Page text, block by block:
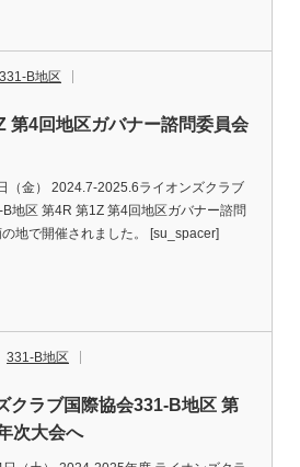
331-B地区
第4回地区ガバナー諮問委員会
（金） 2024.7-2025.6ライオンズクラブ
地区 第4R 第1Z 第4回地区ガバナー諮問
地で開催されました。 [su_spacer]
331-B地区
クラブ国際協会331-B地区 第
次大会へ